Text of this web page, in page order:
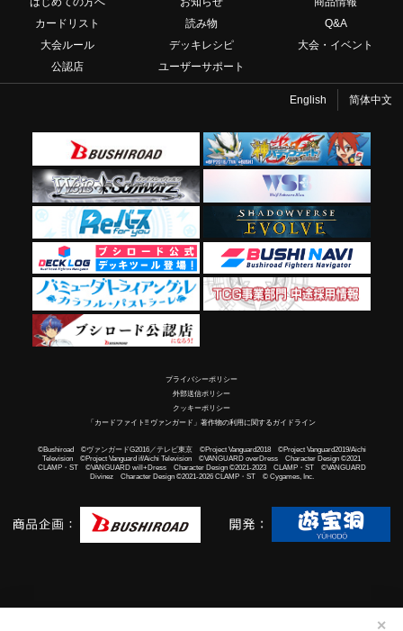
✕
カードリスト
読み物
Q&A
大会ルール
デッキレシピ
大会・イベント
公認店
ユーザーサポート
English 简体中文
プライバシーポリシー
外部送信ポリシー
クッキーポリシー
「カードファイト!! ヴァンガード」著作物の利用に関するガイドライン
©Bushiroad ©ヴァンガードG2016／テレビ東京 ©Project Vanguard2018 ©Project Vanguard2019/Aichi
Television ©Project Vanguard if/Aichi Television ©VANGUARD overDress Character Design ©2021
CLAMP・ST ©VANGUARD will+Dress Character Design ©2021-2023 CLAMP・ST ©VANGUARD
Divinez Character Design ©2021-2026 CLAMP・ST © Cygames, Inc.